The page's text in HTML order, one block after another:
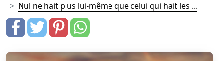
Nul ne hait plus lui-même que celui qui hait les ...